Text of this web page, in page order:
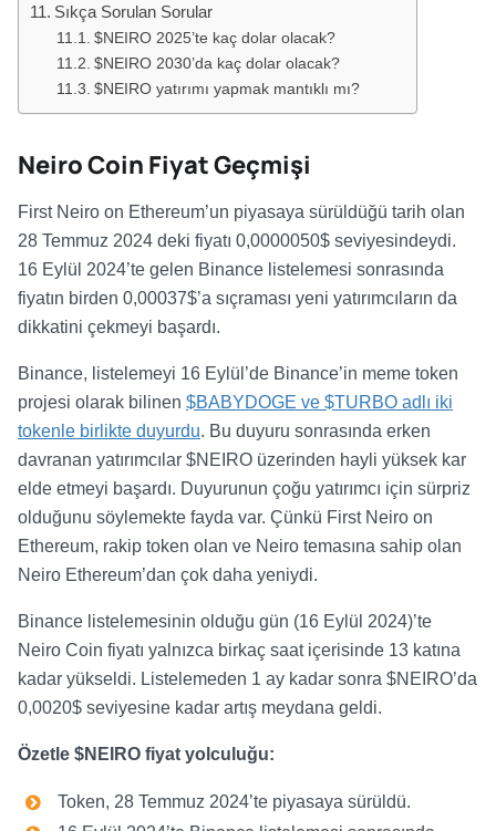
Sıkça Sorulan Sorular
$NEIRO 2025’te kaç dolar olacak?
$NEIRO 2030’da kaç dolar olacak?
$NEIRO yatırımı yapmak mantıklı mı?
Neiro Coin Fiyat Geçmişi
First Neiro on Ethereum’un piyasaya sürüldüğü tarih olan
28 Temmuz 2024 deki fiyatı 0,0000050$ seviyesindeydi.
16 Eylül 2024’te gelen Binance listelemesi sonrasında
fiyatın birden 0,00037$’a sıçraması yeni yatırımcıların da
dikkatini çekmeyi başardı.
Binance, listelemeyi 16 Eylül’de Binance’in meme token
projesi olarak bilinen $BABYDOGE ve $TURBO adlı iki
tokenle birlikte duyurdu. Bu duyuru sonrasında erken
davranan yatırımcılar $NEIRO üzerinden hayli yüksek kar
elde etmeyi başardı. Duyurunun çoğu yatırımcı için sürpriz
olduğunu söylemekte fayda var. Çünkü First Neiro on
Ethereum, rakip token olan ve Neiro temasına sahip olan
Neiro Ethereum’dan çok daha yeniydi.
Binance listelemesinin olduğu gün (16 Eylül 2024)’te
Neiro Coin fiyatı yalnızca birkaç saat içerisinde 13 katına
kadar yükseldi. Listelemeden 1 ay kadar sonra $NEIRO’da
0,0020$ seviyesine kadar artış meydana geldi.
Özetle $NEIRO fiyat yolculuğu:
Token, 28 Temmuz 2024’te piyasaya sürüldü.